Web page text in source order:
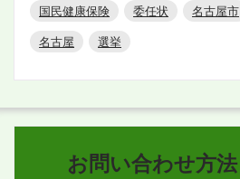
国民健康保険
委任状 名古屋市
名古屋
選挙
お問い合わせ方法